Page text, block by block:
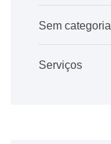
Sem categoria
Serviços